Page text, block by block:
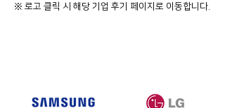
​※ 로고 클릭 시 해당 기업 후기 페이지로 이동합니다.